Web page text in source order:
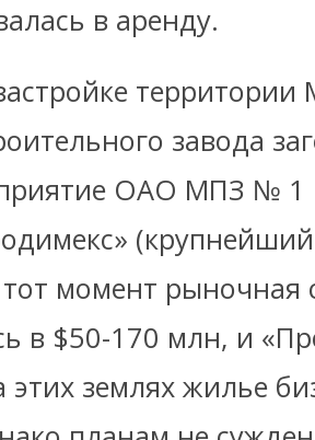
в аренду.
территории
завода
ОАО МПЗ № 1
момент рыночная
в $50-170 млн, и
этих землях жилье